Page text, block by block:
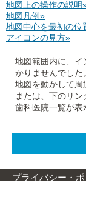
地図上の操作の説明
地図凡例»
地図中心を最初の位
アイコンの見方»
地図範囲内に、イ
かりませんでした
地図を動かして周
または、下のリ
歯科医院一覧が表
プライバシー・